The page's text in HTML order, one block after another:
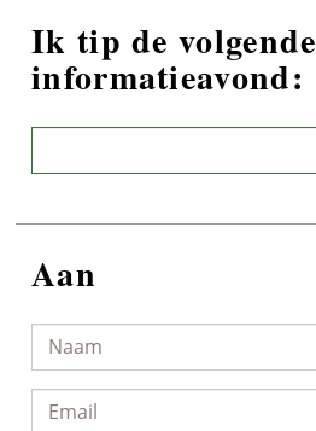
Ik tip de volgende
informatieavond:
Aan